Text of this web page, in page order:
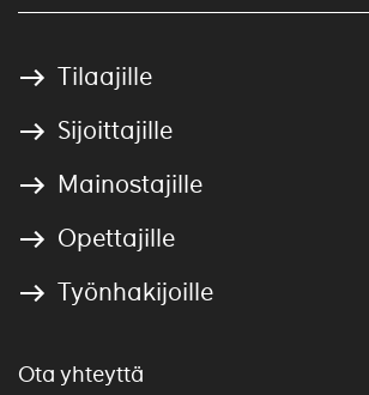
Tilaajille
Sijoittajille
Mainostajille
Opettajille
Työnhakijoille
Ota yhteyttä